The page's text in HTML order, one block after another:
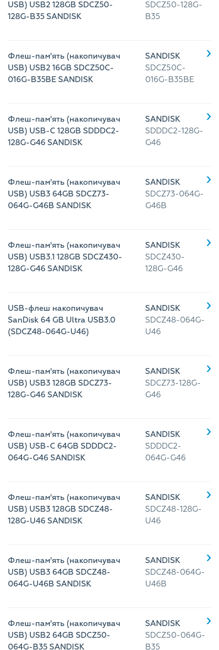
USB) USB2 128GB SDCZ50-
128G-B35 SANDISK
SDCZ50-128G-
B35
Флеш-пам'ять (накопичувач
USB) USB2 16GB SDCZ50C-
016G-B35BE SANDISK
SANDISK
SDCZ50C-
016G-B35BE
Флеш-пам'ять (накопичувач
USB) USB-C 128GB SDDDC2-
128G-G46 SANDISK
SANDISK
SDDDC2-128G-
G46
Флеш-пам'ять (накопичувач
USB) USB3 64GB SDCZ73-
064G-G46B SANDISK
SANDISK
SDCZ73-064G-
G46B
Флеш-пам'ять (накопичувач
USB) USB3.1 128GB SDCZ430-
128G-G46 SANDISK
SANDISK
SDCZ430-
128G-G46
USB-флеш накопичувач
SanDisk 64 GB Ultra USB3.0
(SDCZ48-064G-U46)
SANDISK
SDCZ48-064G-
U46
Флеш-пам'ять (накопичувач
USB) USB3 128GB SDCZ73-
128G-G46 SANDISK
SANDISK
SDCZ73-128G-
G46
Флеш-пам'ять (накопичувач
USB) USB-C 64GB SDDDC2-
064G-G46 SANDISK
SANDISK
SDDDC2-
064G-G46
Флеш-пам'ять (накопичувач
USB) USB3 128GB SDCZ48-
128G-U46 SANDISK
SANDISK
SDCZ48-128G-
U46
Флеш-пам'ять (накопичувач
USB) USB3 64GB SDCZ48-
064G-U46B SANDISK
SANDISK
SDCZ48-064G-
U46B
Флеш-пам'ять (накопичувач
USB) USB2 64GB SDCZ50-
064G-B35 SANDISK
SANDISK
SDCZ50-064G-
B35